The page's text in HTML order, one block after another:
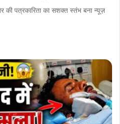
की पत्रकारिता का सशक्त स्तंभ बना न्यूज़